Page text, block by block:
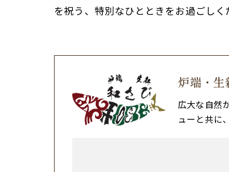
を祝う、特別なひとときをお過ごしく
炉端・
広大な自然
ューと共に